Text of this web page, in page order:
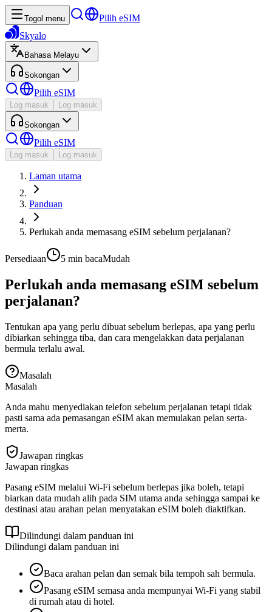
Togol menu
Pilih eSIM
Skyalo
Bahasa Melayu
Sokongan
Pilih eSIM
Log masuk Log masuk
Sokongan
Pilih eSIM
Log masuk Log masuk
Laman utama
Panduan
Perlukah anda memasang eSIM sebelum perjalanan?
Persediaan 5 min bacaMudah
Perlukah anda memasang eSIM sebelum
perjalanan?
Tentukan apa yang perlu dibuat sebelum berlepas, apa yang perlu
dibiarkan sehingga tiba, dan cara mengelakkan data perjalanan
bermula terlalu awal.
Masalah
Masalah
Anda mahu menyediakan telefon sebelum perjalanan tetapi tidak
pasti sama ada pemasangan eSIM akan memulakan pelan serta-
merta.
Jawapan ringkas
Jawapan ringkas
Pasang eSIM melalui Wi‑Fi sebelum berlepas jika boleh, tetapi
biarkan data mudah alih pada SIM utama anda sehingga sampai ke
destinasi atau arahan pelan menyatakan eSIM boleh diaktifkan.
Dilindungi dalam panduan ini
Dilindungi dalam panduan ini
Baca arahan pelan dan semak bila tempoh sah bermula.
Pasang eSIM semasa anda mempunyai Wi‑Fi yang stabil
di rumah atau di hotel.